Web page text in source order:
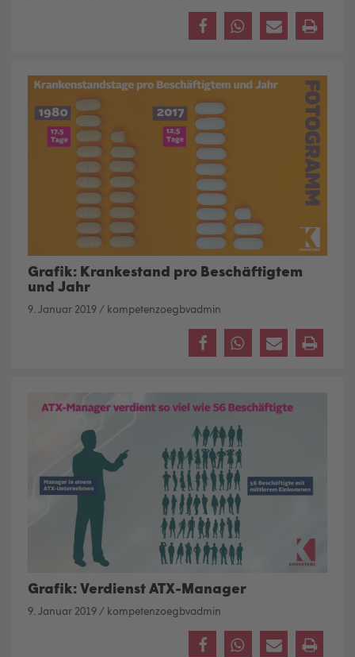
Grafik: Krankestand pro Beschäftigtem
und Jahr
9. Januar 2019 / kompetenzoegbvadmin
Grafik: Verdienst ATX-Manager
9. Januar 2019 / kompetenzoegbvadmin